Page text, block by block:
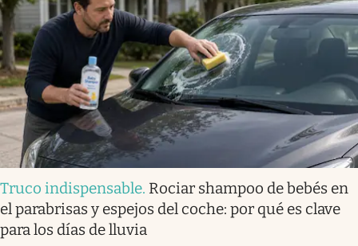
Truco indispensable. Rociar shampoo de bebés en
el parabrisas y espejos del coche: por qué es clave
para los días de lluvia